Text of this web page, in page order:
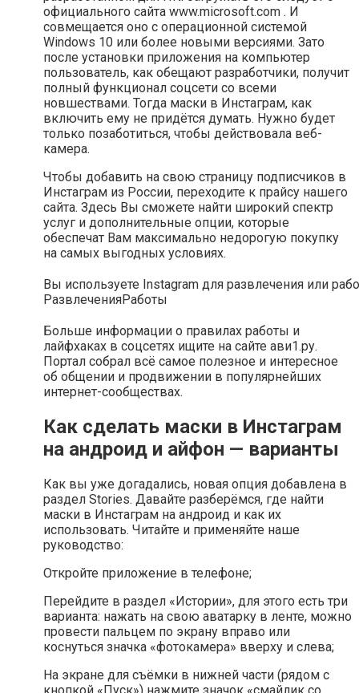
официального сайта www.microsoft.com . И
совмещается оно с операционной системой
Windows 10 или более новыми версиями. Зато
после установки приложения на компьютер
пользователь, как обещают разработчики, получит
полный функционал соцсети со всеми
новшествами. Тогда маски в Инстаграм, как
включить ему не придётся думать. Нужно будет
только позаботиться, чтобы действовала веб-
камера.
Чтобы добавить на свою страницу подписчиков в
Инстаграм из России, переходите к прайсу нашего
сайта. Здесь Вы сможете найти широкий спектр
услуг и дополнительные опции, которые
обеспечат Вам максимально недорогую покупку
на самых выгодных условиях.
Вы используете Instagram для развлечения или
РазвлеченияРаботы
Больше информации о правилах работы и
лайфхаках в соцсетях ищите на сайте ави1.ру.
Портал собрал всё самое полезное и интересное
об общении и продвижении в популярнейших
интернет-сообществах.
Как сделать маски в Инстаграм
на андроид и айфон — варианты
Как вы уже догадались, новая опция добавлена в
раздел Stories. Давайте разберёмся, где найти
маски в Инстаграм на андроид и как их
использовать. Читайте и применяйте наше
руководство:
Откройте приложение в телефоне;
Перейдите в раздел «Истории», для этого есть три
варианта: нажать на свою аватарку в ленте, можно
провести пальцем по экрану вправо или
коснуться значка «фотокамера» вверху и слева;
На экране для съёмки в нижней части (рядом с
кнопкой «Пуск») нажмите значок «смайлик со